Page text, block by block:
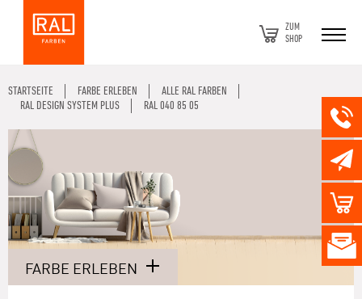
ZUM
SHOP
STARTSEITE FARBE ERLEBEN
ALLE RAL FARBEN
RAL DESIGN SYSTEM PLUS
RAL 040 85 05
FARBE ERLEBEN